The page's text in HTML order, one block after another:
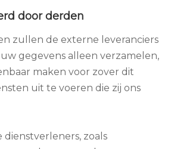
door derden
zullen de externe leveranciers
gegevens alleen verzamelen,
maken voor zover dit
uit te voeren die zij ons
zoals